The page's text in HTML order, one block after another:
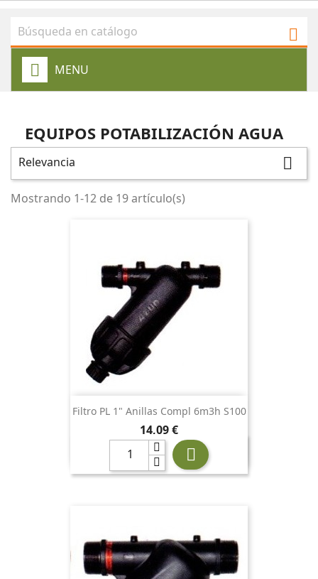

MENU
EQUIPOS POTABILIZACIÓN AGUA
Relevancia 
Mostrando 1-12 de 19 artículo(s)
Filtro PL 1" Anillas Compl 6m3h S100
Precio
14,09 €
